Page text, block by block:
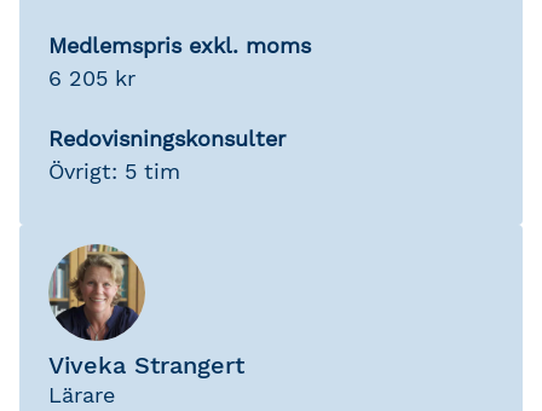
Medlemspris exkl. moms
6 205 kr
Redovisningskonsulter
Övrigt: 5 tim
Viveka Strangert
Lärare